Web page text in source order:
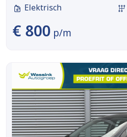
Elektrisch
€ 800 p/m